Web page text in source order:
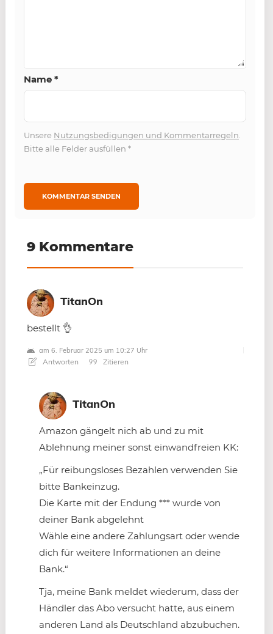
Name *
Unsere Nutzungsbedigungen und Kommentarregeln
Bitte alle Felder ausfüllen *
9 Kommentare
TitanOn
bestellt 👌
am 6. Februar 2025 um 10:27 Uhr
Antworten Zitieren
TitanOn
Amazon gängelt nich ab und zu mit
Ablehnung meiner sonst einwandfreien KK:
„Für reibungsloses Bezahlen verwenden Sie
bitte Bankeinzug.
Die Karte mit der Endung *** wurde von
deiner Bank abgelehnt
Wähle eine andere Zahlungsart oder wende
dich für weitere Informationen an deine
Bank.“
Tja, meine Bank meldet wiederum, dass der
Händler das Abo versucht hatte, aus einem
anderen Land als Deutschland abzubuchen.